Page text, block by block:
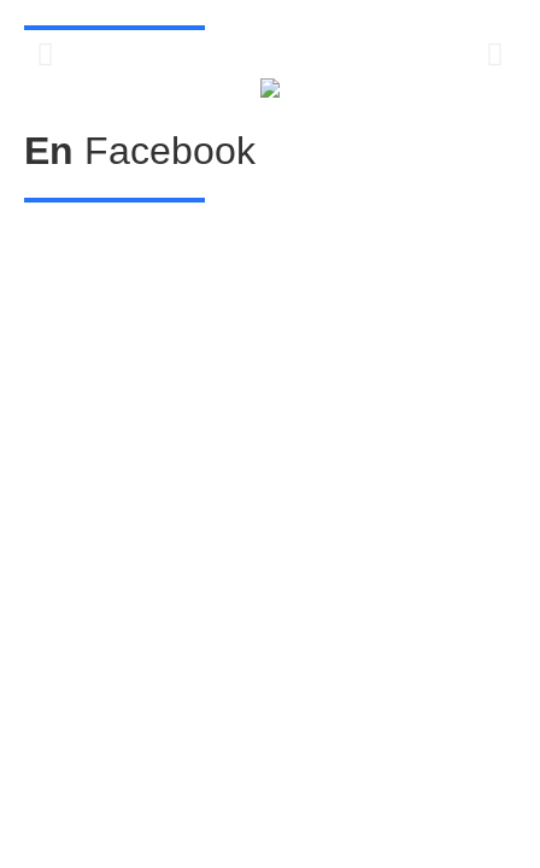
Centros comerciales
PetFriendly en la CDMX
En Facebook